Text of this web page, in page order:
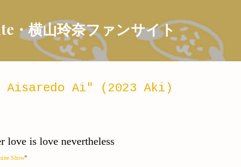
・横山玲奈ファンサイト
Ai" (2023 Aki)
love is love nevertheless
Show"